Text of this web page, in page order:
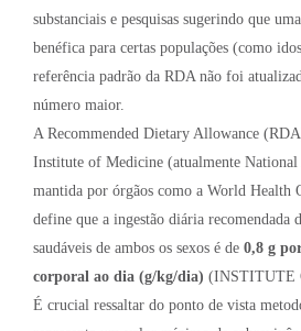
substanciais e pesquisas sugerindo que
benéfica para certas populações (como
referência padrão da RDA não foi
número maior.
A Recommended Dietary Allowance
Institute of Medicine (atualmente
mantida por órgãos como a World Health
define que a ingestão diária recomendada
saudáveis de ambos os sexos é de 0,8 g
corporal ao dia (g/kg/dia) (INSTITUTE
É crucial ressaltar do ponto de vista